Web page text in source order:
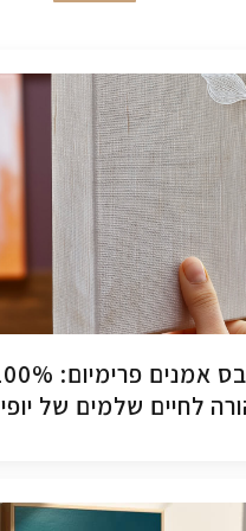
לחיים שלמים של יופי